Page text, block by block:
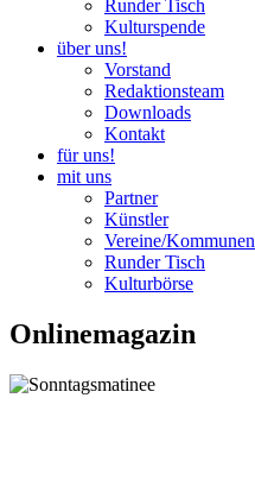
Runder Tisch
Kulturspende
über uns!
Vorstand
Redaktionsteam
Downloads
Kontakt
für uns!
mit uns
Partner
Künstler
Vereine/Kommunen
Runder Tisch
Kulturbörse
Onlinemagazin